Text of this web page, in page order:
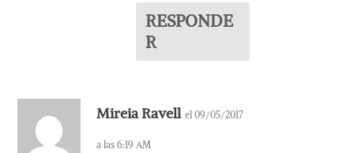
RESPONDE
R
Mireia Ravell el 09/05/2017
a las 6:19 AM